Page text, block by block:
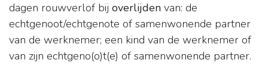
dagen rouwverlof bij overlijden van: de
echtgenoot/echtgenote of samenwonende partner
van de werknemer; een kind van de werknemer of
van zijn echtgeno(o)t(e) of samenwonende partner.